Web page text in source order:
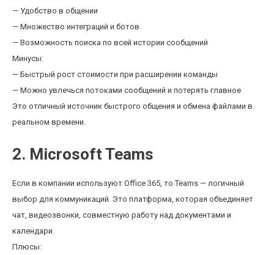
— Удобство в общении
— Множество интеграций и ботов
— Возможность поиска по всей истории сообщений
Минусы:
— Быстрый рост стоимости при расширении команды
— Можно увлечься потоками сообщений и потерять главное
Это отличный источник быстрого общения и обмена файлами в
реальном времени.
2. Microsoft Teams
Если в компании используют Office 365, то Teams — логичный
выбор для коммуникаций. Это платформа, которая объединяет
чат, видеозвонки, совместную работу над документами и
календари.
Плюсы: